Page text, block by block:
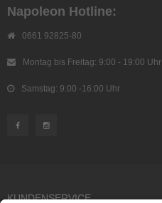
Napoleon Hotline:
0661 92825-80
Montag bis Freitag: 9:00 - 19:00 Uhr
Samstag: 9:00 -16:00 Uhr
KUNDENSERVICE